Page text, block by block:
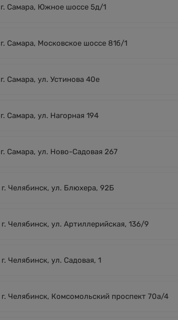
г. Самара, Южное шоссе 5д/1
г. Самара, Московское шоссе 81б/1
г. Самара, ул. Устинова 40е
г. Самара, ул. Нагорная 194
г. Самара, ул. Ново-Садовая 267
г. Челябинск, ул. Блюхера, 92Б
г. Челябинск, ул. Артиллерийская, 136/9
г. Челябинск, ул. Садовая, 1
г. Челябинск, Комсомольский проспект 70а/4